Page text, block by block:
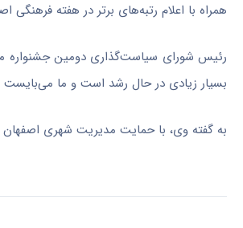
همراه با اعلام رتبه‌های برتر در هفته فرهنگی
رئیس شورای سیاست‌گذاری دومین جشنواره
بسیار زیادی در حال رشد است و ما
به گفته وی، با حمایت مدیریت شهری اصفهان